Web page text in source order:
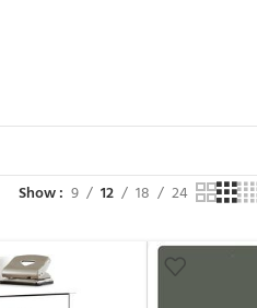
Show 9 12 18 24